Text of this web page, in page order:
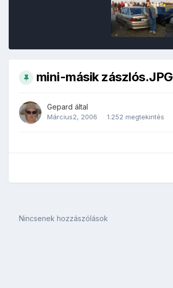
mini-másik zászlós.JPG
Gepard által
Március2, 2006 1.252 megtekintés
Nincsenek hozzászólások